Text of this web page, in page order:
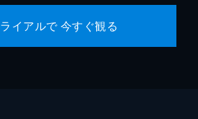
イアルで 今すぐ観る